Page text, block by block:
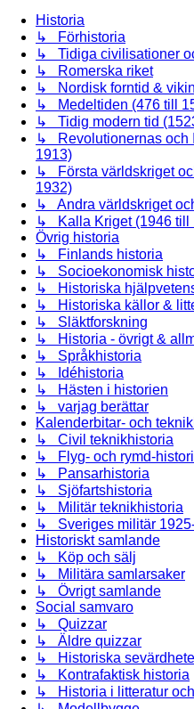
Historia
↳ Förhistoria
↳ Tidiga civilisationer
↳ Romerska riket
↳ Nordisk forntid &
↳ Medeltiden (476 till
↳ Tidig modern tid
↳ Revolutionernas och
1913)
↳ Första världskriget
1932)
↳ Andra världskriget
↳ Kalla Kriget (1946 till
Övrig historia
↳ Finlands historia
↳ Socioekonomisk
↳ Historiska
↳ Historiska källor &
↳ Släktforskning
↳ Historia - övrigt &
↳ Språkhistoria
↳ Idéhistoria
↳ Hästen i historien
↳ varjag berättar
Kalenderbitar- och
↳ Civil teknikhistoria
↳ Flyg- och rymd-
↳ Pansarhistoria
↳ Sjöfartshistoria
↳ Militär teknikhistoria
↳ Sveriges militär
Historiskt samlande
↳ Köp och sälj
↳ Militära samlarsaker
↳ Övrigt samlande
Social samvaro
↳ Quizzar
↳ Äldre quizzar
↳ Historiska
↳ Kontrafaktisk historia
↳ Historia i litteratur